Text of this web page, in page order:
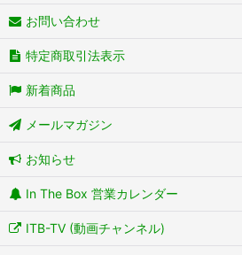
お問い合わせ
特定商取引法表示
新着商品
メールマガジン
お知らせ
In The Box 営業カレンダー
ITB-TV (動画チャンネル)